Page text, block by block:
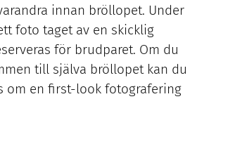
innan bröllopet. Under
foto taget av en skicklig
för brudparet. Om du
till själva bröllopet kan du
om en first-look fotografering